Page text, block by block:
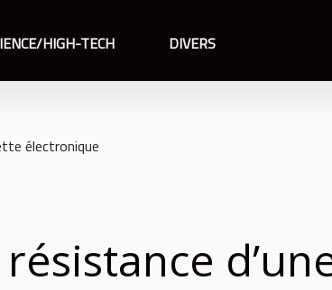
HIGH-TECH DIVERS
électronique